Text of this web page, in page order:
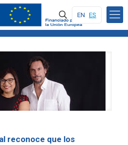
EN ES
reconoce que los